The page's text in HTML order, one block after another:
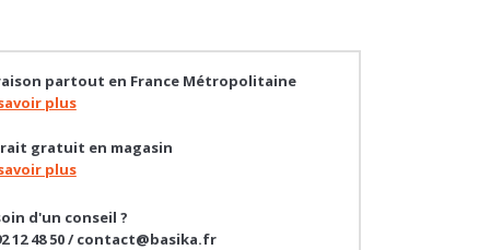
partout en France Métropolitaine
plus
gratuit en magasin
plus
d'un conseil ?
12 48 50 / contact@basika.fr